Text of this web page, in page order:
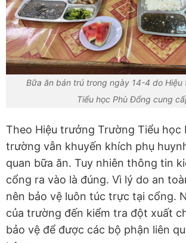
Bữa ăn bán trú trong ngày 14-4 do Hiệu
Tiểu học Phù Đổng cung
Theo Hiệu trưởng Trường Tiểu học
trường vẫn khuyến khích phụ
quan bữa ăn. Tuy nhiên thông tin
cổng ra vào là đúng. Vì lý do an
nên bảo vệ luôn túc trực tại cổng.
của trường đến kiểm tra đột xuất
bảo vệ để được các bộ phận liên